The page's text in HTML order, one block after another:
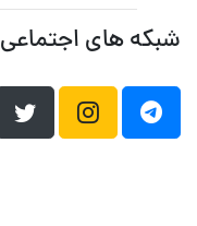
شبکه های اجتماعی